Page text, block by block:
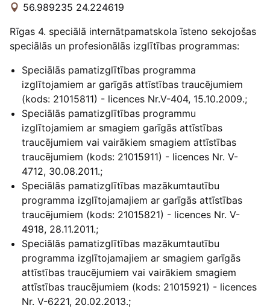
56.989235 24.224619
Rīgas 4. speciālā internātpamatskola īsteno sekojošas
speciālās un profesionālās izglītības programmas:
Speciālās pamatizglītības programma
izglītojamiem ar garīgās attīstības traucējumiem
(kods: 21015811) - licences Nr.V-404, 15.10.2009.;
Speciālās pamatizglītības programmu
izglītojamiem ar smagiem garīgās attīstības
traucējumiem vai vairākiem smagiem attīstības
traucējumiem (kods: 21015911) - licences Nr. V-
4712, 30.08.2011.;
Speciālās pamatizglītības mazākumtautību
programma izglītojamajiem ar garīgās attīstības
traucējumiem (kods: 21015821) - licences Nr. V-
4918, 28.11.2011.;
Speciālās pamatizglītības mazākumtautību
programma izglītojamajiem ar smagiem garīgās
attīstības traucējumiem vai vairākiem smagiem
attīstības traucējumiem (kods: 21015921) - licences
Nr. V-6221, 20.02.2013.;